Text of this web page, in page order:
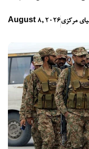
August 8, 2026مرکزی